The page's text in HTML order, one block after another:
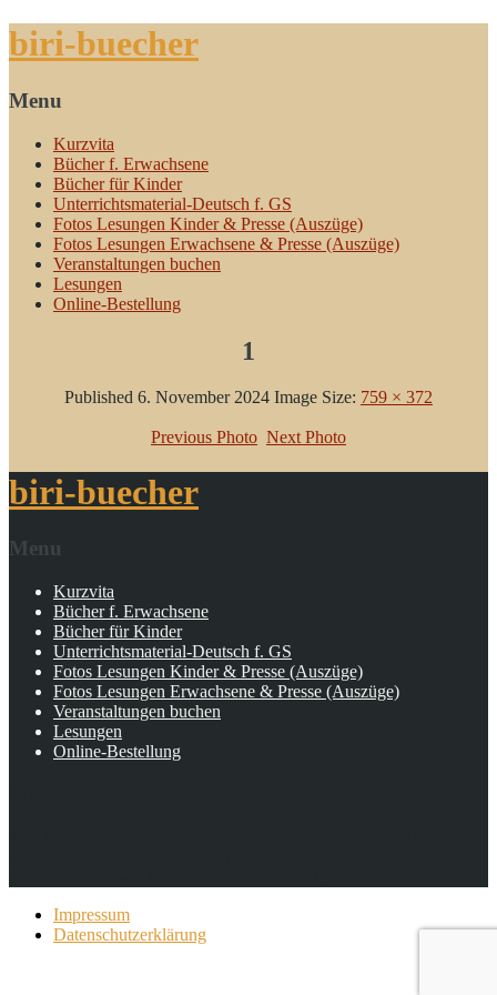
biri-buecher
Menu
Kurzvita
Bücher f. Erwachsene
Bücher für Kinder
Unterrichtsmaterial-Deutsch f. GS
Fotos Lesungen Kinder & Presse (Auszüge)
Fotos Lesungen Erwachsene & Presse (Auszüge)
Veranstaltungen buchen
Lesungen
Online-Bestellung
1
Published 6. November 2024 Image Size: 759 × 372
Previous Photo Next Photo
biri-buecher
Menu
Kurzvita
Bücher f. Erwachsene
Bücher für Kinder
Unterrichtsmaterial-Deutsch f. GS
Fotos Lesungen Kinder & Presse (Auszüge)
Fotos Lesungen Erwachsene & Presse (Auszüge)
Veranstaltungen buchen
Lesungen
Online-Bestellung
Impressum
Datenschutzerklärung